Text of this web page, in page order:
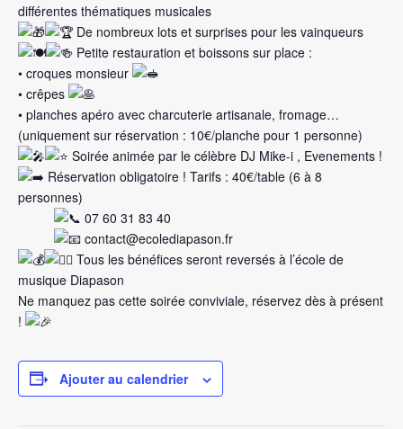
différentes thématiques musicales
De nombreux lots et surprises pour les vainqueurs
Petite restauration et boissons sur place :
• croques monsieur
• crêpes
• planches apéro avec charcuterie artisanale, fromage…
(uniquement sur réservation : 10€/planche pour 1 personne)
Soirée animée par le célèbre DJ Mike-i , Evenements !
Réservation obligatoire ! Tarifs : 40€/table (6 à 8
personnes)
07 60 31 83 40
contact@ecolediapason.fr
Tous les bénéfices seront reversés à l’école de
musique Diapason
Ne manquez pas cette soirée conviviale, réservez dès à présent
!
Ajouter au calendrier